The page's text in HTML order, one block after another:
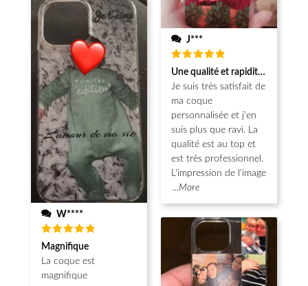
W****
Note5
sur 5
Magnifique
La coque est
magnifique
J***
Note5
sur 5
Une qualité et rapidité au top!
Je suis très satisfait de
ma coque
personnalisée et j'en
suis plus que ravi. La
qualité est au top et
est très professionnel.
L'impression de l'image
...More